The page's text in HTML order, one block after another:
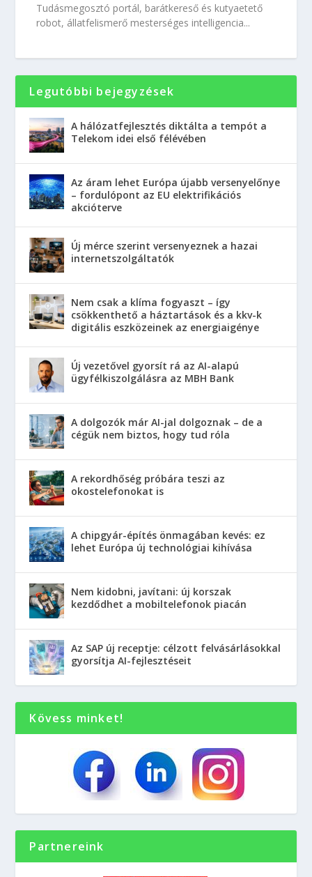
Tudásmegosztó portál, barátkereső és kutyaetető
robot, állatfelismerő mesterséges intelligencia...
Legutóbbi bejegyzések
A hálózatfejlesztés diktálta a tempót a
Telekom idei első félévében
Az áram lehet Európa újabb versenyelőnye
– fordulópont az EU elektrifikációs
akcióterve
Új mérce szerint versenyeznek a hazai
internetszolgáltatók
Nem csak a klíma fogyaszt – így
csökkenthető a háztartások és a kkv-k
digitális eszközeinek az energiaigénye
Új vezetővel gyorsít rá az AI-alapú
ügyfélkiszolgálásra az MBH Bank
A dolgozók már AI-jal dolgoznak – de a
cégük nem biztos, hogy tud róla
A rekordhőség próbára teszi az
okostelefonokat is
A chipgyár-építés önmagában kevés: ez
lehet Európa új technológiai kihívása
Nem kidobni, javítani: új korszak
kezdődhet a mobiltelefonok piacán
Az SAP új receptje: célzott felvásárlásokkal
gyorsítja AI-fejlesztéseit
Kövess minket!
Partnereink